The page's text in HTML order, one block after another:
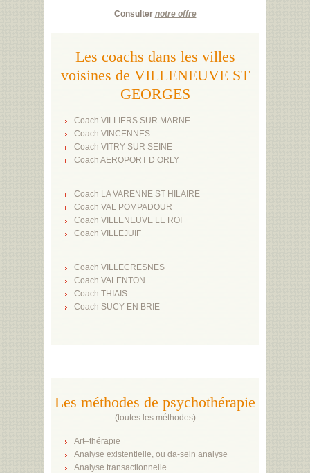
Consulter notre offre
Les coachs dans les villes
voisines de VILLENEUVE ST
GEORGES
Coach VILLIERS SUR MARNE
Coach VINCENNES
Coach VITRY SUR SEINE
Coach AEROPORT D ORLY
Coach LA VARENNE ST HILAIRE
Coach VAL POMPADOUR
Coach VILLENEUVE LE ROI
Coach VILLEJUIF
Coach VILLECRESNES
Coach VALENTON
Coach THIAIS
Coach SUCY EN BRIE
Les méthodes de psychothérapie
(toutes les méthodes)
Art–thérapie
Analyse existentielle, ou da-sein analyse
Analyse transactionnelle